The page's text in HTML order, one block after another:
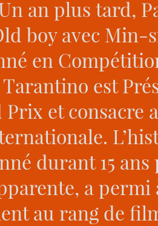
an plus tard,
boy avec
en
est
et consacre
durant 15
a permi
au rang de